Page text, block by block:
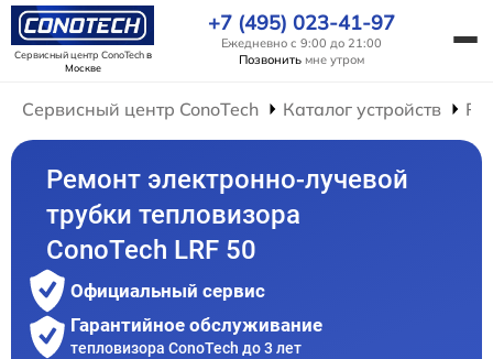
Сервисный центр ConoTechв
Москве
+7 (495) 023-41-97
Ежедневно с 9:00 до 21:00
Позвонить мне утром
Сервисный центр ConoTech Каталог устройств
Ремонт электронно-лучевой
трубки тепловизора
ConoTech LRF 50
Официальный сервис
Гарантийное обслуживание
тепловизора ConoTech до 3 лет